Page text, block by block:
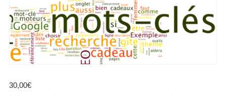
30,00€